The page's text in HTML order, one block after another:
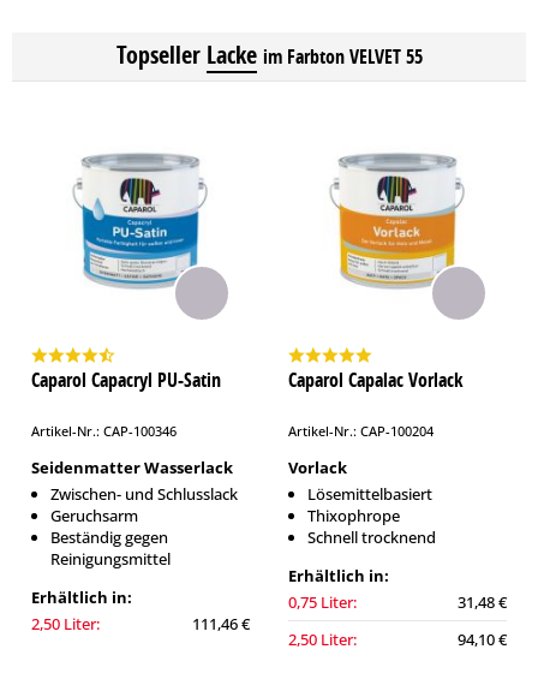
Topseller Lacke im Farbton VELVET 55
Caparol Capacryl PU-Satin
Artikel-Nr.: CAP-100346
Seidenmatter Wasserlack
Zwischen- und Schlusslack
Geruchsarm
Beständig gegen
Reinigungsmittel
Erhältlich in:
2,50 Liter:
111,46 €
Caparol Capalac Vorlack
Artikel-Nr.: CAP-100204
Vorlack
Lösemittelbasiert
Thixophrope
Schnell trocknend
Erhältlich in:
0,75 Liter:
31,48 €
2,50 Liter:
94,10 €